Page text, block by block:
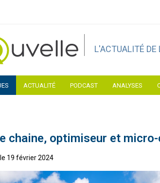
L'ACTUALITÉ DE
ACTUALITÉ PODCAST ANALYSES
chaine, optimiseur et
19 février 2024